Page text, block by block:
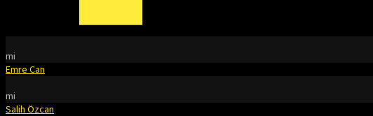
mi
Emre Can
mi
Salih Özcan